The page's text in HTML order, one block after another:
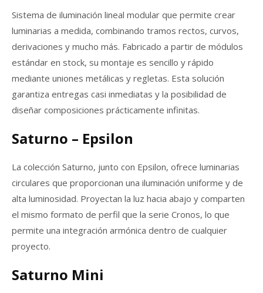
Sistema de iluminación lineal modular que permite crear
luminarias a medida, combinando tramos rectos, curvos,
derivaciones y mucho más. Fabricado a partir de módulos
estándar en stock, su montaje es sencillo y rápido
mediante uniones metálicas y regletas. Esta solución
garantiza entregas casi inmediatas y la posibilidad de
diseñar composiciones prácticamente infinitas.
Saturno – Epsilon
La colección Saturno, junto con Epsilon, ofrece luminarias
circulares que proporcionan una iluminación uniforme y de
alta luminosidad. Proyectan la luz hacia abajo y comparten
el mismo formato de perfil que la serie Cronos, lo que
permite una integración armónica dentro de cualquier
proyecto.
Saturno Mini